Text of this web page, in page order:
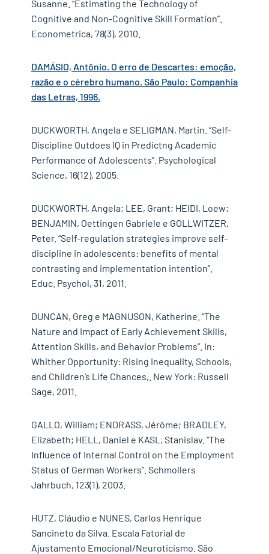
Susanne. “Estimating the Technology of
Cognitive and Non-Cognitive Skill Formation”.
Econometrica, 78(3), 2010.
DAMÁSIO, Antônio. O erro de Descartes: emoção,
razão e o cérebro humano. São Paulo: Companhia
das Letras, 1996.
DUCKWORTH, Angela e SELIGMAN, Martin. “Self-
Discipline Outdoes IQ in Predictng Academic
Performance of Adolescents”. Psychological
Science, 16(12), 2005.
DUCKWORTH, Angela; LEE, Grant; HEIDI, Loew;
BENJAMIN, Oettingen Gabriele e GOLLWITZER,
Peter. “Self-regulation strategies improve self-
discipline in adolescents: benefits of mental
contrasting and implementation intention”.
Educ. Psychol, 31, 2011.
DUNCAN, Greg e MAGNUSON, Katherine. “The
Nature and Impact of Early Achievement Skills,
Attention Skills, and Behavior Problems”. In:
Whither Opportunity: Rising Inequality, Schools,
and Children’s Life Chances,. New York: Russell
Sage, 2011.
GALLO, William; ENDRASS, Jérôme; BRADLEY,
Elizabeth; HELL, Daniel e KASL, Stanislav. “The
Influence of Internal Control on the Employment
Status of German Workers”. Schmollers
Jahrbuch, 123(1), 2003.
HUTZ, Cláudio e NUNES, Carlos Henrique
Sancineto da Silva. Escala Fatorial de
Ajustamento Emocional/Neuroticismo. São